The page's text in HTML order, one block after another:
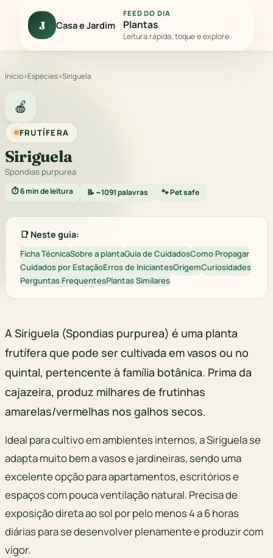
J Casa e Jardim
FEED DO DIA
Plantas
Leitura rápida, toque e explore
Início›Espécies›Siriguela
🍎
FRUTÍFERA
Siriguela
Spondias purpurea
⏱️ 6 min de leitura 📝 ~1091 palavras 🐾 Pet safe
📑 Neste guia:
Ficha TécnicaSobre a plantaGuia de CuidadosComo Propagar
Cuidados por EstaçãoErros de IniciantesOrigemCuriosidades
Perguntas FrequentesPlantas Similares
A Siriguela (Spondias purpurea) é uma planta
frutífera que pode ser cultivada em vasos ou no
quintal, pertencente à família botânica. Prima da
cajazeira, produz milhares de frutinhas
amarelas/vermelhas nos galhos secos.
Ideal para cultivo em ambientes internos, a Siriguela se
adapta muito bem a vasos e jardineiras, sendo uma
excelente opção para apartamentos, escritórios e
espaços com pouca ventilação natural. Precisa de
exposição direta ao sol por pelo menos 4 a 6 horas
diárias para se desenvolver plenamente e produzir com
vigor.